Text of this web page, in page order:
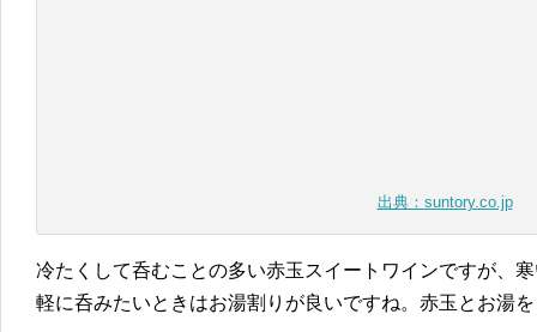
出典：suntory.co.jp
冷たくして呑むことの多い赤玉スイートワインですが、
軽に呑みたいときはお湯割りが良いですね。赤玉とお湯